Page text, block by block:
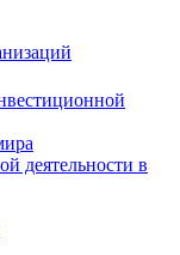
деятельности в